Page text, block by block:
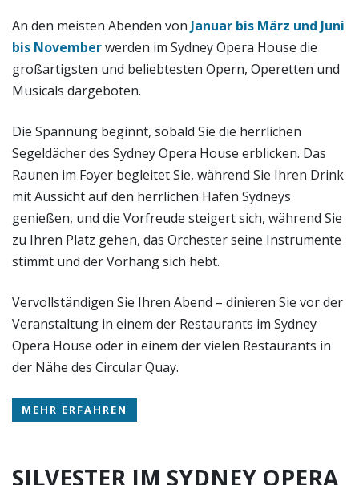
An den meisten Abenden von Januar bis März und Juni
bis Novemberwerden im Sydney Opera House die
großartigsten und beliebtesten Opern, Operetten und
Musicals dargeboten.
Die Spannung beginnt, sobald Sie die herrlichen
Segeldächer des Sydney Opera House erblicken. Das
Raunen im Foyer begleitet Sie, während Sie Ihren Drink
mit Aussicht auf den herrlichen Hafen Sydneys
genießen, und die Vorfreude steigert sich, während Sie
zu Ihren Platz gehen, das Orchester seine Instrumente
stimmt und der Vorhang sich hebt.
Vervollständigen Sie Ihren Abend – dinieren Sie vor der
Veranstaltung in einem der Restaurants im Sydney
Opera House oder in einem der vielen Restaurants in
der Nähe des Circular Quay.
MEHR ERFAHREN
SILVESTER IM SYDNEY OPERA